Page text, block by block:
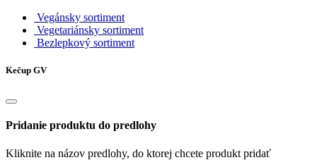
Vegánsky sortiment
Vegetariánsky sortiment
Bezlepkový sortiment
Kečup GV
Pridanie produktu do predlohy
Kliknite na názov predlohy, do ktorej chcete produkt pridať